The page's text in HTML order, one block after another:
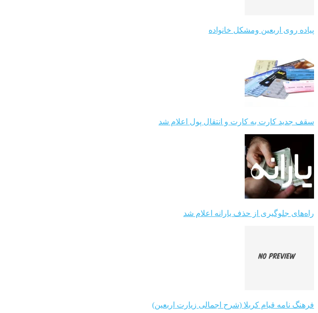
پیاده روی اربعین ومشکل خانواده
سقف جدید کارت به کارت و انتقال پول اعلام شد
راه‌های جلوگیری از حذف یارانه اعلام شد
فرهنگ نامه قیام کربلا (شرح اجمالی زیارت اربعین)